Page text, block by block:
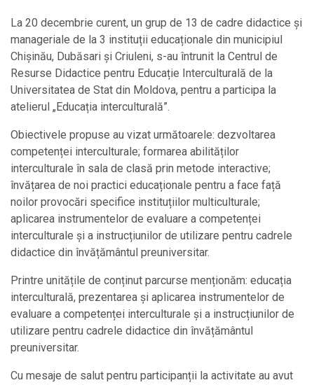
La 20 decembrie curent, un grup de 13 de cadre didactice și
manageriale de la 3 instituții educaționale din municipiul
Chișinău, Dubăsari și Criuleni, s-au întrunit la Centrul de
Resurse Didactice pentru Educație Interculturală de la
Universitatea de Stat din Moldova, pentru a participa la
atelierul „Educația interculturală”.
Obiectivele propuse au vizat următoarele: dezvoltarea
competenței interculturale; formarea abilităților
interculturale în sala de clasă prin metode interactive;
învățarea de noi practici educaționale pentru a face față
noilor provocări specifice instituțiilor multiculturale;
aplicarea instrumentelor de evaluare a competenței
interculturale și a instrucțiunilor de utilizare pentru cadrele
didactice din învățământul preuniversitar.
Printre unitățile de conținut parcurse menționăm: educația
interculturală, prezentarea și aplicarea instrumentelor de
evaluare a competenței interculturale și a instrucțiunilor de
utilizare pentru cadrele didactice din învățământul
preuniversitar.
Cu mesaje de salut pentru participanții la activitate au avut